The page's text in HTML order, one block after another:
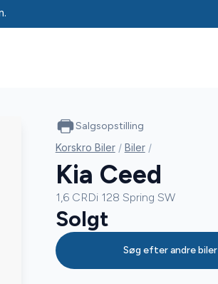
Salgsopstilling
Korskro Biler / Biler /
Kia Ceed
1,6 CRDi 128 Spring SW
Solgt
Søg efter andre biler